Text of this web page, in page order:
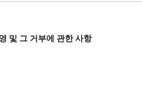
및 그 거부에 관한 사항